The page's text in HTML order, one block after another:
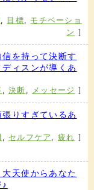
, 目標, モチベーショ
ン ]
信を持って決断す
ィスンが導くあ
,決断 , メッセージ ]
張りすぎているあ
, セルフケア , 疲れ ]
大天使からあなた